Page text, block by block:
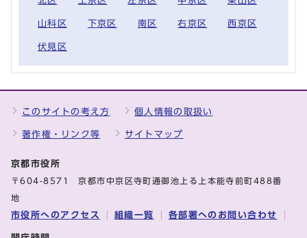
山科区 下京区 南区 右京区 西京区
伏見区
このサイトの考え方 個人情報の取扱い
著作権・リンク等 サイトマップ
京都市役所
〒604-8571 京都市中京区寺町通御池上る上本能寺前町488番
地
市役所へのアクセス 組織一覧 各部署へのお問い合わせ